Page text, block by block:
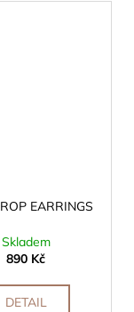
EARRINGS
Skladem
890 Kč
DETAIL